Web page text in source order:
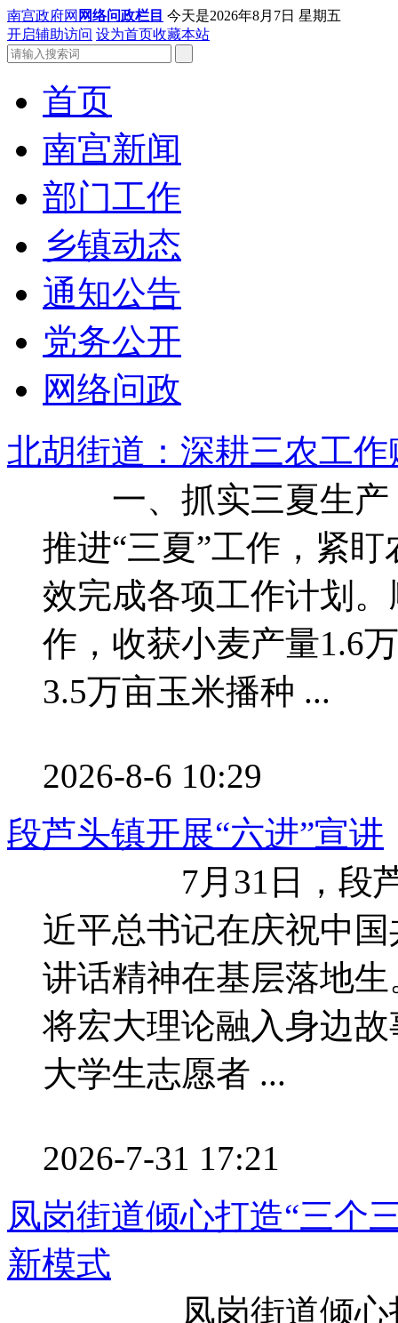
南宫政府网 网络问政栏目 今天是2026年8月7日 星期五
开启辅助访问 设为首页收藏本站
首页
南宫新闻
部门工作
乡镇动态
通知公告
党务公开
网络问政
北胡街道：深耕三农工
一、抓实三夏生
推进“三夏”工作，紧
效完成各项工作计划
作，收获小麦产量1.6
3.5万亩玉米播种 ...
2026-8-6 10:29
段芦头镇开展“六进”宣讲
7月31日，段芦头
近平总书记在庆祝中
讲话精神在基层落地
将宏大理论融入身边
大学生志愿者 ...
2026-7-31 17:21
凤岗街道倾心打造“三个
新模式
凤岗街道倾心打